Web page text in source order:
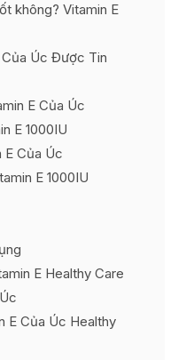
không? Vitamin E
Của Úc Được Tin
E Của Úc
E 1000IU
E Của Úc
E 1000IU
E Healthy Care
E Của Úc Healthy